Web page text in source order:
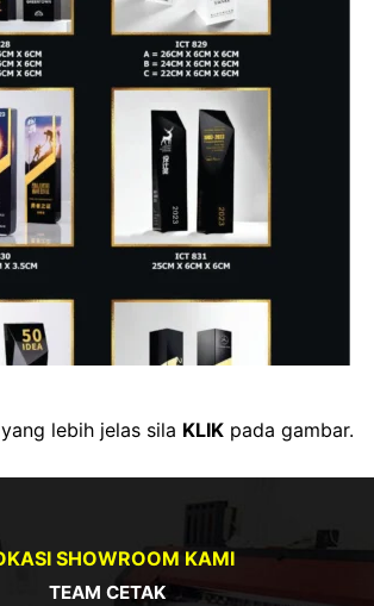
lebih jelas sila KLIKpada gambar.
SHOWROOM KAMI
TEAM CETAK